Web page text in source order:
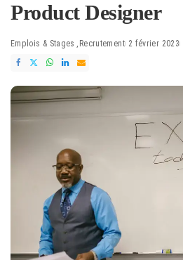
Product Designer
Emplois & Stages Recrutement 2 février 2023